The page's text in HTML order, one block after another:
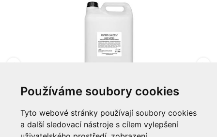
Používáme soubory cookies
Tyto webové stránky používají soubory cookies
a další sledovací nástroje s cílem vylepšení
Tělové mléko 5 L "Evergreen"
Zum Artikel